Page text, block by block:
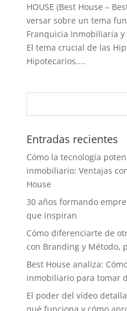
HOUSE (Best House –
versar sobre un tema
Franquicia Inmobiliaria
El tema crucial de las
Hipotecarios....
Entradas recientes
Cómo la tecnología
inmobiliario: Ventajas
House
30 años formando
que inspiran
Cómo diferenciarte de
con Branding y Método,
Best House analiza:
inmobiliario para tomar
El poder del vídeo